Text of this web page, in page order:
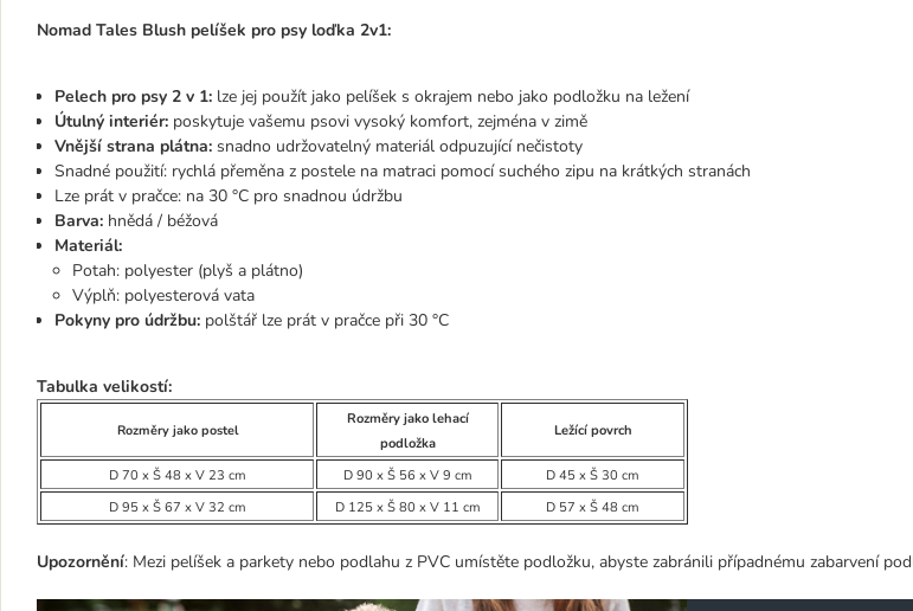
Nomad Tales Blush pelíšek pro psy loďka 2v1:
Pelech pro psy 2 v 1: lze jej použít jako pelíšek s okrajem nebo jako podložku na ležení
Útulný interiér: poskytuje vašemu psovi vysoký komfort, zejména v zimě
Vnější strana plátna: snadno udržovatelný materiál odpuzující nečistoty
Snadné použití: rychlá přeměna z postele na matraci pomocí suchého zipu na krátkých stranách
Lze prát v pračce: na 30 °C pro snadnou údržbu
Barva: hnědá / béžová
Materiál:
Potah: polyester (plyš a plátno)
Výplň: polyesterová vata
Pokyny pro údržbu: polštář lze prát v pračce při 30 °C
Tabulka velikostí:
Rozměry jako postel
Rozměry jako lehací
podložka
Ležící povrch
D 70 x Š 48 x V 23 cm D 90 x Š 56 x V 9 cm
D 45 x Š 30 cm
D 95 x Š 67 x V 32 cm
D 125 x Š 80 x V 11 cm D 57 x Š 48 cm
Upozornění: Mezi pelíšek a parkety nebo podlahu z PVC umístěte podložku, abyste zabránili případnému zabarvení